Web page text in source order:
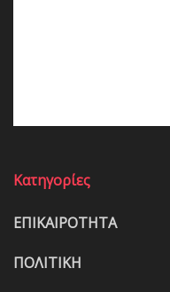
Κατηγορίες
ΕΠΙΚΑΙΡΟΤΗΤΑ
ΠΟΛΙΤΙΚΗ